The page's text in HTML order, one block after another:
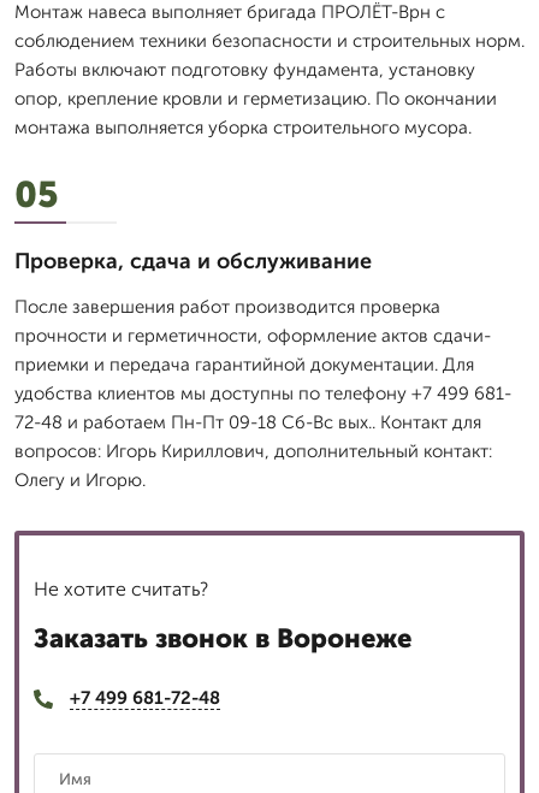
Монтаж навеса выполняет бригада ПРОЛЁТ-Врн с
соблюдением техники безопасности и строительных норм.
Работы включают подготовку фундамента, установку
опор, крепление кровли и герметизацию. По окончании
монтажа выполняется уборка строительного мусора.
05
Проверка, сдача и обслуживание
После завершения работ производится проверка
прочности и герметичности, оформление актов сдачи-
приемки и передача гарантийной документации. Для
удобства клиентов мы доступны по телефону +7 499 681-
72-48 и работаем Пн-Пт 09-18 Сб-Вс вых.. Контакт для
вопросов: Игорь Кириллович, дополнительный контакт:
Олегу и Игорю.
Не хотите считать?
Заказать звонок в Воронеже
+7 499 681-72-48